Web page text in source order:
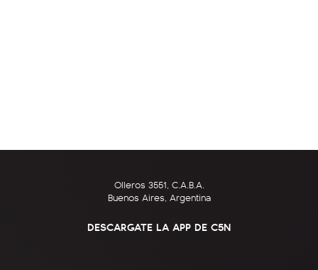
Olleros 3551, C.A.B.A.
Buenos Aires, Argentina
DESCARGATE LA APP DE C5N